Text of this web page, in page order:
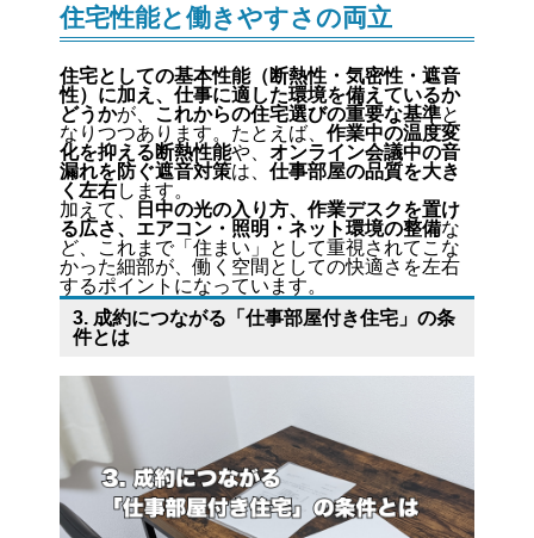
住宅性能と働きやすさの両立
住宅としての基本性能（断熱性・気密性・遮音
性）に加え、仕事に適した環境を備えているか
どうかが、 これからの住宅選びの重要な基準と
なりつつあります。たとえば、 作業中の温度変
化を抑える断熱性能や、 オンライン会議中の音
漏れを防ぐ遮音対策は、 仕事部屋の品質を大き
く左右します。
加えて、
日中の光の入り方、作業デスクを置け
る広さ、エアコン・照明・ネット環境の整備な
ど、これまで「住まい」として重視されてこな
かった細部が、働く空間としての快適さを左右
するポイントになっています。
3. 成約につながる「仕事部屋付き住宅」の条
件とは